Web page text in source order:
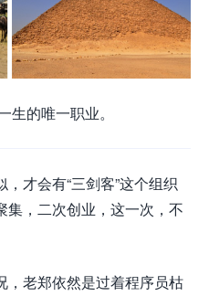
的唯一职业。
才会有“三剑客”这个组织
集，二次创业，这一次，不
，老郑依然是过着程序员枯